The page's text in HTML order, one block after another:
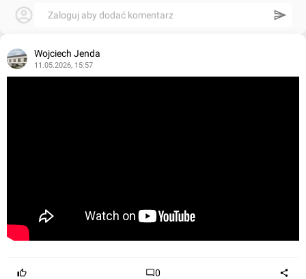
Zaloguj aby dodać komentarz
Wojciech Jenda
11.05.2026, 15:57
0